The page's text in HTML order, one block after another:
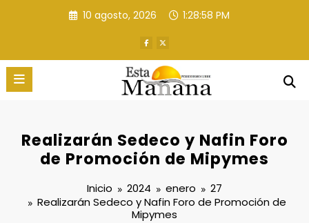
10 agosto, 2026 1:28:59 PM
Realizarán Sedeco y Nafin Foro
de Promoción de Mipymes
Inicio 2024 enero
27
Realizarán Sedeco y Nafin Foro de Promoción de
Mipymes